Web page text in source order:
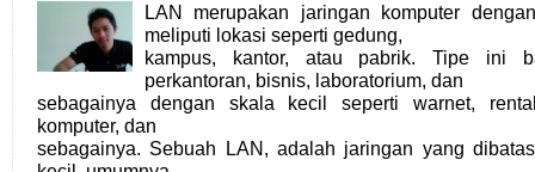
LAN merupakan jaringan komputer
meliputi lokasi seperti gedung,
kampus, kantor, atau pabrik. Tipe ini
perkantoran, bisnis, laboratorium, dan
sebagainya dengan skala kecil seperti warnet,
komputer, dan
sebagainya. Sebuah LAN, adalah jaringan yang